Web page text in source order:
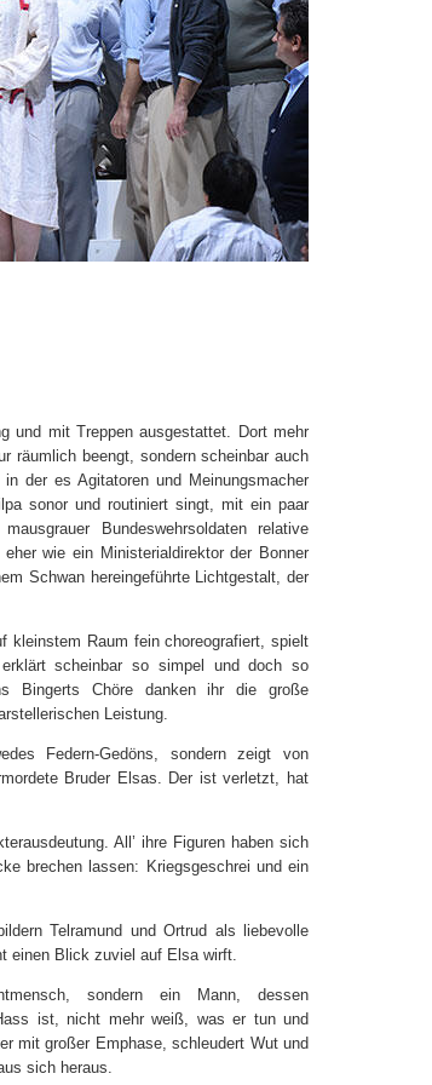
und mit Treppen ausgestattet. Dort mehr
räumlich beengt, sondern scheinbar auch
der es Agitatoren und Meinungsmacher
sonor und routiniert singt, mit ein paar
Bundeswehrsoldaten relative
wie ein Ministerialdirektor der Bonner
Schwan hereingeführte Lichtgestalt, der
kleinstem Raum fein choreografiert, spielt
scheinbar so simpel und doch so
Bingerts Chöre danken ihr die große
Leistung.
Federn-Gedöns, sondern zeigt von
Bruder Elsas. Der ist verletzt, hat
All’ ihre Figuren haben sich
brechen lassen: Kriegsgeschrei und ein
Telramund und Ortrud als liebevolle
einen Blick zuviel auf Elsa wirft.
sondern ein Mann, dessen
ist, nicht mehr weiß, was er tun und
mit großer Emphase, schleudert Wut und
sich heraus.